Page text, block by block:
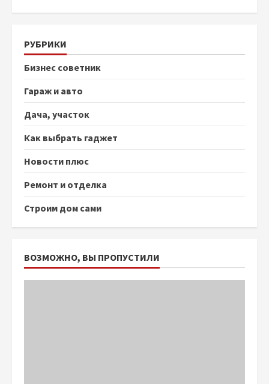
РУБРИКИ
Бизнес советник
Гараж и авто
Дача, участок
Как выбрать гаджет
Новости плюс
Ремонт и отделка
Строим дом сами
ВОЗМОЖНО, ВЫ ПРОПУСТИЛИ